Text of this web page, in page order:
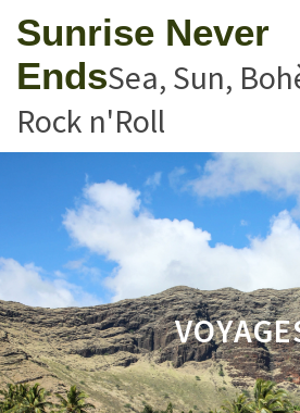
Sunrise Never
EndsSea, Sun,
Rock n'Roll